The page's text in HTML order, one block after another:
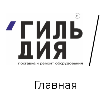
Главная